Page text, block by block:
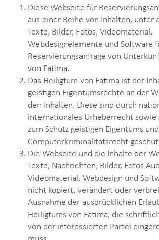
Diese Webseite für
aus einer Reihe von Inhalten, unter
Texte, Bilder, Fotos, Videomaterial,
Webdesignelemente und Software
Reservierungsanfrage von
von Fatima.
Das Heiligtum von Fatima ist der
geistigen Eigentumsrechte an der
den Inhalten. Diese sind durch
internationales Urheberrecht sowie
zum Schutz geistigen Eigentums
Computerkriminalitätsrecht
Die Webseite und die Inhalte der
Texte, Nachrichten, Bilder, Fotos
Videomaterial, Webdesign und
nicht kopiert, verändert oder
Ausnahme der ausdrücklichen
Heiligtums von Fatima, die
von der interessierten Partei